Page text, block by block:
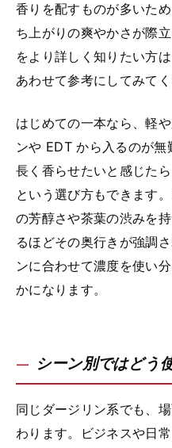
香りを配すものが多いた
ち上がりの爽やかさが際
をより詳しく知りたい方
あわせて参考にしてみてく
はじめての一本なら、軽
ンや EDT から入るのが無
長く香らせたいと感じた
という選び方もできます
の芳醇さや茶葉の渋みを
るほどその奥行きが強調
ンに合わせて濃度を使い
かになります。
シーン別ではどう
同じダージリン系でも、
わります。ビジネスや日